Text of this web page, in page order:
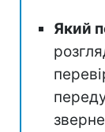
Який